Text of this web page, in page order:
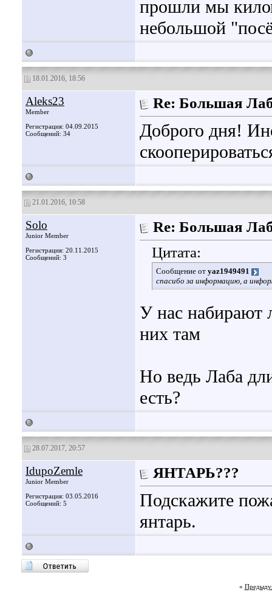
прошли мы
небольшой
18.01.2016, 18:56
Aleks23
Member
Регистрация: 04.09.2015
Сообщений: 34
Re: Большая
Доброго дня!
21.01.2016, 10:58
Solo
Junior Member
Регистрация: 20.11.2015
Сообщений: 3
Re: Большая
Цитата:
Сообщение от yaz1949491
спасибо за информацию, а
У нас набирают
них там
Но ведь Лаба
есть?
28.07.2017, 20:57
IdupoZemle
Junior Member
Регистрация: 03.05.2016
Сообщений: 5
ЯНТАРЬ???
Подскажите
янтарь.
«